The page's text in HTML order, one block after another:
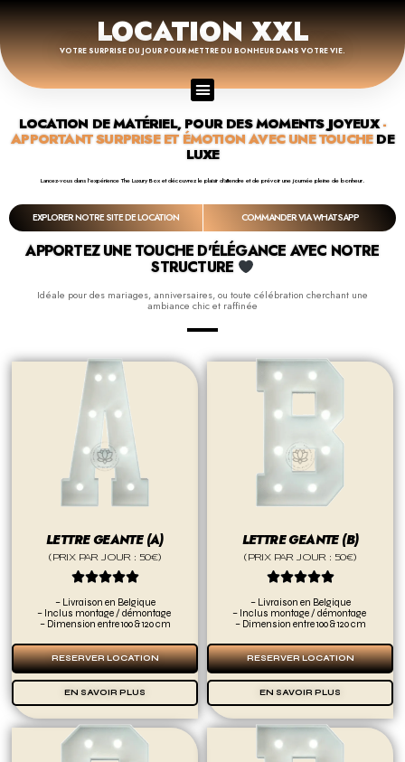
LOCATION XXL
VOTRE SURPRISE DU JOUR POUR METTRE DU BONHEUR DANS VOTRE VIE.
LOCATION DE MATÉRIEL, POUR DES MOMENTS JOYEUX-
APPORTANT SURPRISE ET ÉMOTION AVEC UNE TOUCHEDE
LUXE
Lancez-vous dans l’expérience The Luxury Box et découvrez le plaisir d’attendre et de prévoir une journée pleine de bonheur.
EXPLORER NOTRE SITE DE LOCATION COMMANDER VIA WHATSAPP
APPORTEZ UNE TOUCHE D'ÉLÉGANCE AVEC NOTRE
STRUCTURE
Idéale pour des mariages, anniversaires, ou toute célébration cherchant une
ambiance chic et raffinée
LETTRE GEANTE (A)
(PRIX PAR JOUR : 50€)

– Livraison en Belgique
– Inclus montage / démontage
– Dimension entre 100 & 120 cm
RESERVER LOCATION
EN SAVOIR PLUS
LETTRE GEANTE (B)
(PRIX PAR JOUR : 50€)

– Livraison en Belgique
– Inclus montage / démontage
– Dimension entre 100 & 120 cm
RESERVER LOCATION
EN SAVOIR PLUS